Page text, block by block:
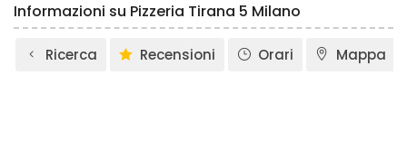
Informazioni su Pizzeria Tirana 5 Milano
Ricerca Recensioni Orari Mappa